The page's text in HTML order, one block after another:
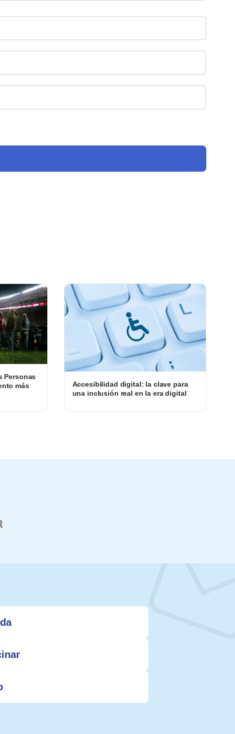
Personas
más
Accesibilidad digital: la clave para
una inclusión real en la era digital